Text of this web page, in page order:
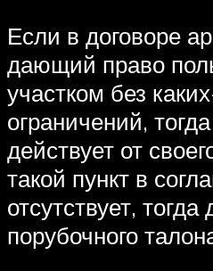
Если в договоре
дающий право
участком без
ограничений,
действует от
такой пункт в
отсутствует,
порубочного